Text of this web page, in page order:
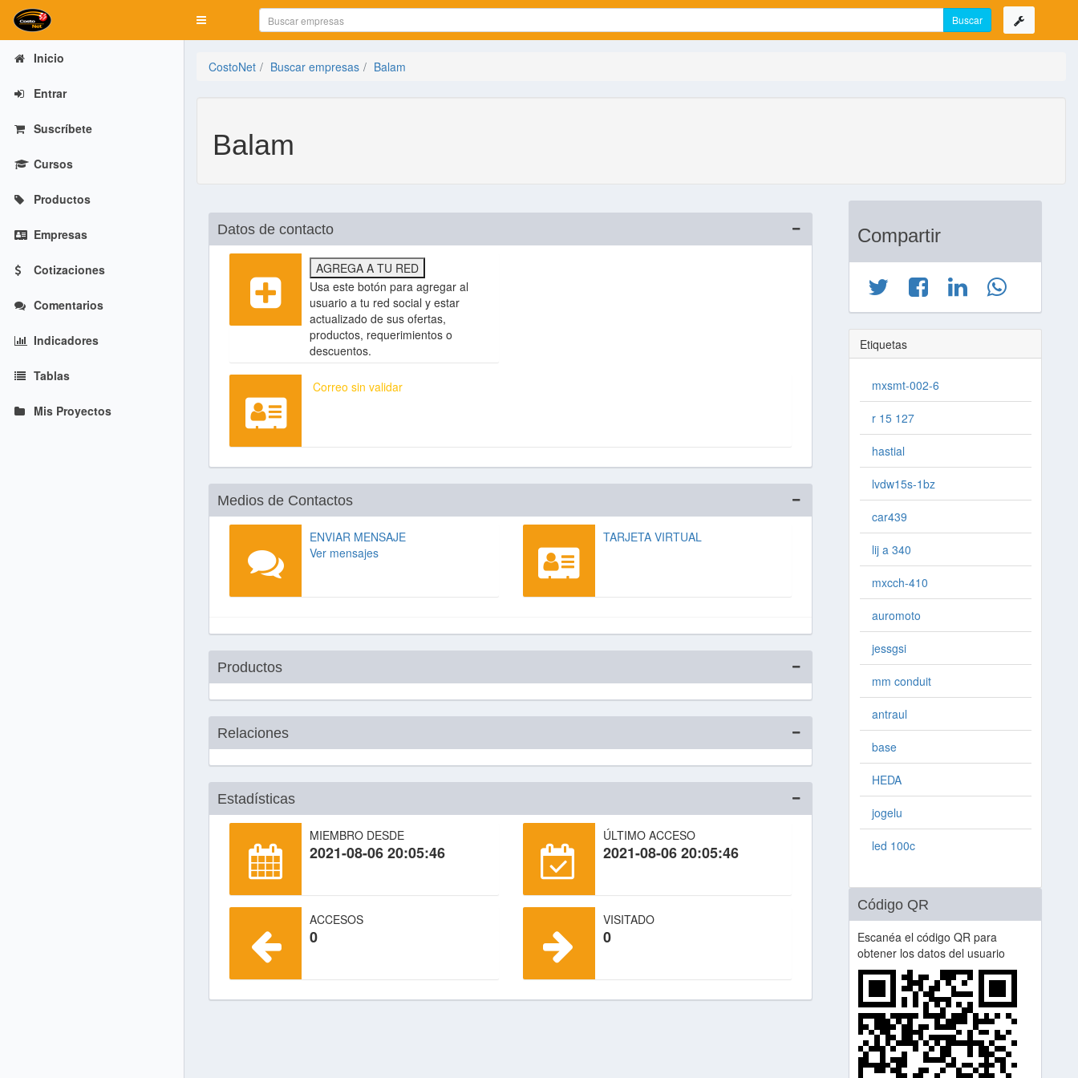
Mostrar menú
Inicio
Entrar
Suscríbete
Cursos
Productos
Empresas
Cotizaciones
Comentarios
Indicadores
Tablas
Mis Proyectos
CostoNet Buscar empresas Balam
Balam
Datos de contacto
AGREGA A TU RED
Usa este botón para agregar al
usuario a tu red social y estar
actualizado de sus ofertas,
productos, requerimientos o
descuentos.
Correo sin validar
Medios de Contactos
ENVIAR MENSAJE
Ver mensajes
TARJETA VIRTUAL
Productos
Relaciones
Estadísticas
MIEMBRO DESDE
2021-08-06 20:05:46
ÚLTIMO ACCESO
2021-08-06 20:05:46
ACCESOS
0
VISITADO
0
Compartir
Etiquetas
mxsmt-002-6
r 15 127
hastial
lvdw15s-1bz
car439
lij a 340
mxcch-410
auromoto
jessgsi
mm conduit
antraul
base
HEDA
jogelu
led 100c
Código QR
Escanéa el código QR para
obtener los datos del usuario